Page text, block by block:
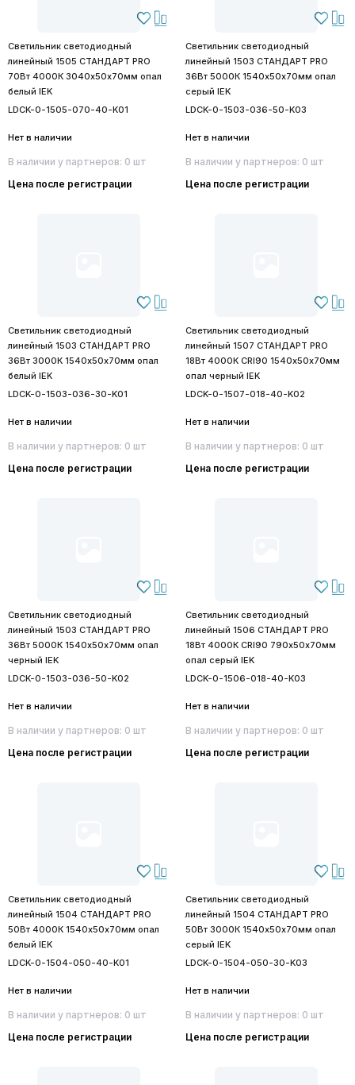
Светильник светодиодный
линейный 1505 СТАНДАРТ PRO
70Вт 4000К 3040х50х70мм опал
белый IEK
LDCK-0-1505-070-40-K01
Нет в наличии
В наличии у партнеров: 0 шт
Цена после регистрации
Светильник светодиодный
линейный 1503 СТАНДАРТ PRO
36Вт 5000К 1540х50х70мм опал
серый IEK
LDCK-0-1503-036-50-K03
Нет в наличии
В наличии у партнеров: 0 шт
Цена после регистрации
Светильник светодиодный
линейный 1503 СТАНДАРТ PRO
36Вт 3000К 1540х50х70мм опал
белый IEK
LDCK-0-1503-036-30-K01
Нет в наличии
В наличии у партнеров: 0 шт
Цена после регистрации
Светильник светодиодный
линейный 1507 СТАНДАРТ PRO
18Вт 4000К CRI90 1540х50х70мм
опал черный IEK
LDCK-0-1507-018-40-K02
Нет в наличии
В наличии у партнеров: 0 шт
Цена после регистрации
Светильник светодиодный
линейный 1503 СТАНДАРТ PRO
36Вт 5000К 1540х50х70мм опал
черный IEK
LDCK-0-1503-036-50-K02
Нет в наличии
В наличии у партнеров: 0 шт
Цена после регистрации
Светильник светодиодный
линейный 1506 СТАНДАРТ PRO
18Вт 4000К CRI90 790х50х70мм
опал серый IEK
LDCK-0-1506-018-40-K03
Нет в наличии
В наличии у партнеров: 0 шт
Цена после регистрации
Светильник светодиодный
линейный 1504 СТАНДАРТ PRO
50Вт 4000К 1540х50х70мм опал
белый IEK
LDCK-0-1504-050-40-K01
Нет в наличии
В наличии у партнеров: 0 шт
Цена после регистрации
Светильник светодиодный
линейный 1504 СТАНДАРТ PRO
50Вт 3000К 1540х50х70мм опал
серый IEK
LDCK-0-1504-050-30-K03
Нет в наличии
В наличии у партнеров: 0 шт
Цена после регистрации